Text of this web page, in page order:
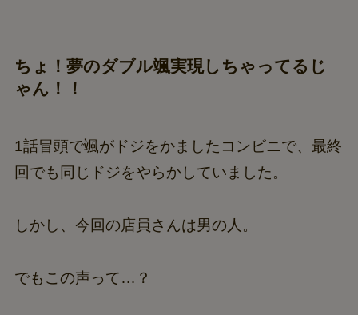
ちょ！夢のダブル颯実現しちゃってるじ
ゃん！！
1話冒頭で颯がドジをかましたコンビニで、最終
回でも同じドジをやらかしていました。
しかし、今回の店員さんは男の人。
でもこの声って…？